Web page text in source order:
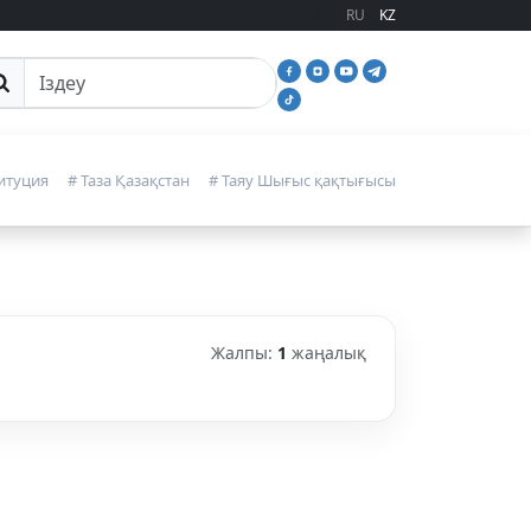
RU KZ
іздеу
# Таза Қазақстан # Таяу Шығыс қақтығысы
Жалпы: 1 жаңалық